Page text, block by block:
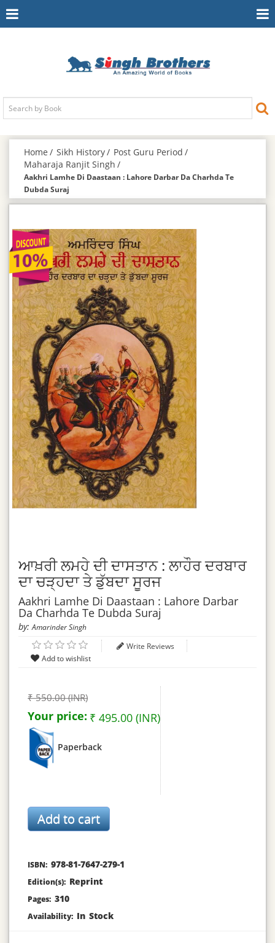
Toggle
Home Sikh History
Post Guru Period
Maharaja Ranjit Singh
Aakhri Lamhe Di Daastaan : Lahore Darbar Da Charhda Te
Dubda Suraj
ਆਖ਼ਰੀ ਲਮਹੇ ਦੀ ਦਾਸਤਾਨ : ਲਾਹੌਰ ਦਰਬਾਰ
ਦਾ ਚੜ੍ਹਦਾ ਤੇ ਡੁੱਬਦਾ ਸੂਰਜ
Aakhri Lamhe Di Daastaan : Lahore Darbar
Da Charhda Te Dubda Suraj
by: Amarinder Singh
Write Reviews
₹ 550.00 (INR)
Your price: ₹ 495.00 (INR)
Paperback
ISBN: 978-81-7647-279-1
Edition(s): Reprint
Pages: 310
Availability: In Stock